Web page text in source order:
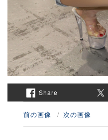
Share
前の画像 次の画像